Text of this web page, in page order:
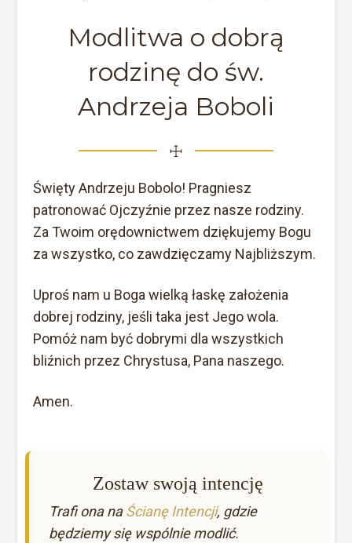
Modlitwa o dobrą
rodzinę do św.
Andrzeja Boboli
☩
Święty Andrzeju Bobolo! Pragniesz
patronować Ojczyźnie przez nasze rodziny.
Za Twoim orędownictwem dziękujemy Bogu
za wszystko, co zawdzięczamy Najbliższym.
Uproś nam u Boga wielką łaskę założenia
dobrej rodziny, jeśli taka jest Jego wola.
Pomóż nam być dobrymi dla wszystkich
bliźnich przez Chrystusa, Pana naszego.
Amen.
Zostaw swoją intencję
Trafi ona naŚcianę Intencji, gdzie
będziemy się wspólnie modlić.